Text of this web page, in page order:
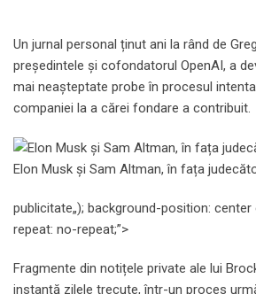
Un jurnal personal ținut ani la rând de
președintele și cofondatorul OpenAI, a
mai neașteptate probe în procesul
companiei la a cărei fondare a contribuit.
Elon Musk și Sam Altman, în fața
publicitate„); background-position:
repeat: no-repeat;”>
Fragmente din notițele private ale lui
instanță zilele trecute, într-un proces